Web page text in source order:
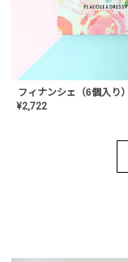
フィナンシェ（6個入り）
¥2,722